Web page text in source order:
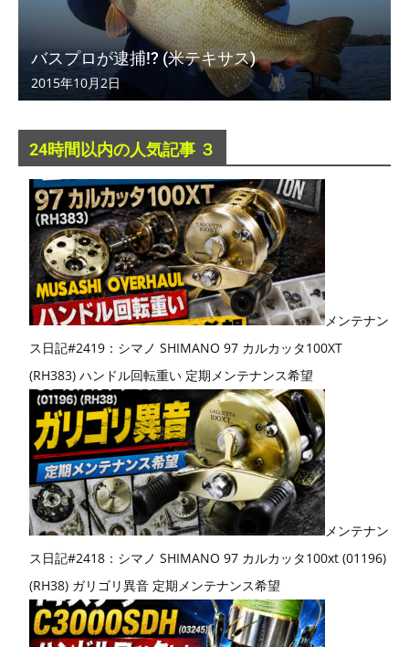
バスプロが逮捕!? (米テキサス)
2015年10月2日
24時間以内の人気記事 ３
メンテナン
ス日記#2419：シマノ SHIMANO 97 カルカッタ100XT
(RH383) ハンドル回転重い 定期メンテナンス希望
メンテナン
ス日記#2418：シマノ SHIMANO 97 カルカッタ100xt (01196)
(RH38) ガリゴリ異音 定期メンテナンス希望